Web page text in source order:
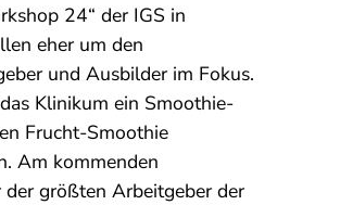
24“ der IGS in
eher um den
und Ausbilder im Fokus.
Klinikum ein Smoothie-
Frucht-Smoothie
Am kommenden
größten Arbeitgeber der